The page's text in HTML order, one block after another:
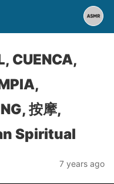
CUENCA,
按摩,
Spiritual
7 years ago